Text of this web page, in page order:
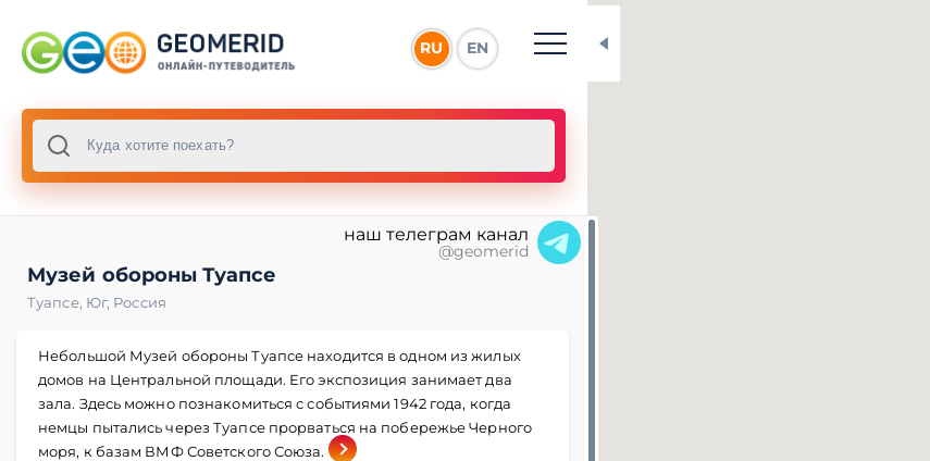
RU EN
наш телеграм канал
@geomerid
Музей обороны Туапсе
Туапсе, Юг, Россия
Небольшой Музей обороны Туапсе находится в одном из жилых
домов на Центральной площади. Его экспозиция занимает два
зала. Здесь можно познакомиться с событиями 1942 года, когда
немцы пытались через Туапсе прорваться на побережье Черного
моря, к базам ВМФ Советского Союза.